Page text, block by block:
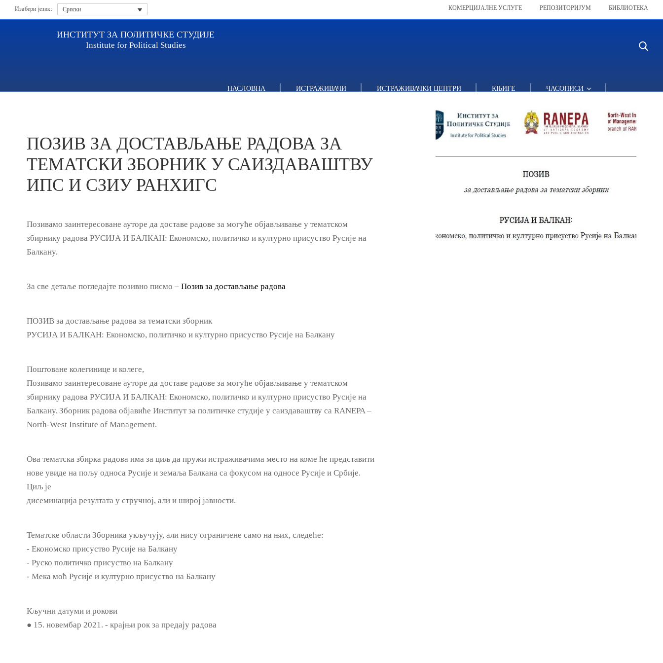
Изабери језик: Српски КОМЕРЦИЈАЛНЕ УСЛУГЕ РЕПОЗИТОРИЈУМ БИБЛИОТЕКА
ИНСТИТУТ ЗА ПОЛИТИЧКЕ СТУДИЈЕ
Institute for Political Studies
НАСЛОВНА ИСТРАЖИВАЧИ ИСТРАЖИВАЧКИ ЦЕНТРИ КЊИГЕ ЧАСОПИСИ
ПОЗИВ ЗА ДОСТАВЉАЊЕ РАДОВА ЗА
ТЕМАТСКИ ЗБОРНИК У САИЗДАВАШТВУ
ИПС И СЗИУ РАНХИГС
Позивамо заинтересоване ауторе да доставе радове за могуће објављивање у тематском
збирнику радова РУСИЈА И БАЛКАН: Економско, политичко и културно присуство Русије на
Балкану.
За све детаље погледајте позивно писмо –Позив за достављање радова
ПОЗИВ за достављање радова за тематски зборник
РУСИЈА И БАЛКАН: Економско, политичко и културно присуство Русије на Балкану
Поштоване колегинице и колеге,
Позивамо заинтересоване ауторе да доставе радове за могуће објављивање у тематском
збирнику радова РУСИЈА И БАЛКАН: Економско, политичко и културно присуство Русије на
Балкану. Зборник радова објавиће Институт за политичке студије у саиздаваштву са RANEPA –
North-West Institute of Management.
Ова тематска збирка радова има за циљ да пружи истраживачима место на коме ће представити
нове увиде на пољу односа Русије и земаља Балкана са фокусом на односе Русије и Србије.
Циљ је
дисеминација резултата у стручној, али и широј јавности.
Тематске области Зборника укључују, али нису ограничене само на њих, следеће:
- Економско присуство Русије на Балкану
- Руско политичко присуство на Балкану
- Мека моћ Русије и културно присуство на Балкану
Кључни датуми и рокови
● 15. новембар 2021. - крајњи рок за предају радова